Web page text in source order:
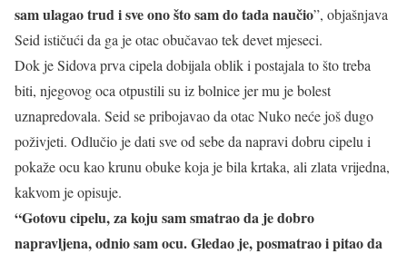
sam ulagao trud i sve ono što sam do tada naučio”, objašnjava
Seid ističući da ga je otac obučavao tek devet mjeseci.
Dok je Sidova prva cipela dobijala oblik i postajala to što treba
biti, njegovog oca otpustili su iz bolnice jer mu je bolest
uznapredovala. Seid se pribojavao da otac Nuko neće još dugo
poživjeti. Odlučio je dati sve od sebe da napravi dobru cipelu i
pokaže ocu kao krunu obuke koja je bila krtaka, ali zlata vrijedna,
kakvom je opisuje.
“Gotovu cipelu, za koju sam smatrao da je dobro
napravljena, odnio sam ocu. Gledao je, posmatrao i pitao da